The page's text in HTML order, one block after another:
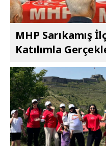
MHP Sarıkamış
Katılımla